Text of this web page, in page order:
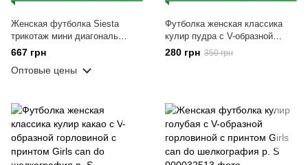
Женская футболка Siesta
трикотаж мини диагональ
петля желтый р. S - M
667 грн
Оптовые цены
Футболка женская классика
кулир пудра с V-образной
горловиной с принтом Girls can
do шелкография р. S
280 грн 350 грн